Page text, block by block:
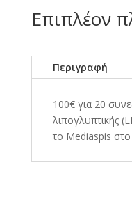
Επιπλέον
Περιγραφή
100€ για 20
λιπογλυπτικής
το Mediaspis